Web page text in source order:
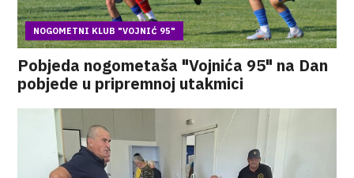
NOGOMETNI KLUB "VOJNIĆ 95"
Pobjeda nogometaša "Vojnića 95" na Dan
pobjede u pripremnoj utakmici